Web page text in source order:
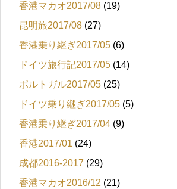
香港マカオ2017/08 (19)
昆明旅2017/08 (27)
香港乗り継ぎ2017/05 (6)
ドイツ旅行記2017/05 (14)
ポルトガル2017/05 (25)
ドイツ乗り継ぎ2017/05 (5)
香港乗り継ぎ2017/04 (9)
香港2017/01 (24)
成都2016-2017 (29)
香港マカオ2016/12 (21)